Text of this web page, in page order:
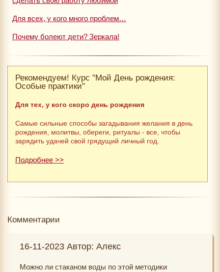
Для всех, у кого много проблем…
Почему болеют дети? Зеркала!
Рекомендуем! Курс "Мой День рождения:
Особые практики"
Для тех, у кого скоро день рождения
Самые сильные способы загадывания желания в день
рождения, молитвы, обереги, ритуалы - все, чтобы
зарядить удачей свой грядущий личный год.
Подробнее >>
Комментарии
16-11-2023 Автор: Алекс
Можно ли стаканом воды по этой методики